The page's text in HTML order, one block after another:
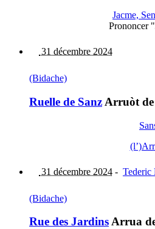
Jacme,
Prononcer
31 décembre 2024
(Bidache)
Ruelle de Sanz Arruòt de
31 décembre 2024 - Tederic
(Bidache)
Rue des JardinsArrua